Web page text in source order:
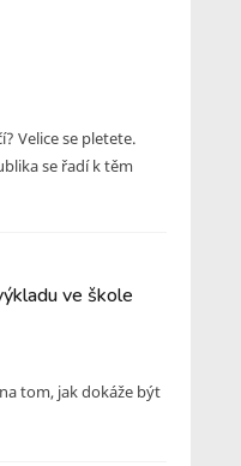
Velice se pletete.
se řadí k těm
ve škole
tom, jak dokáže být